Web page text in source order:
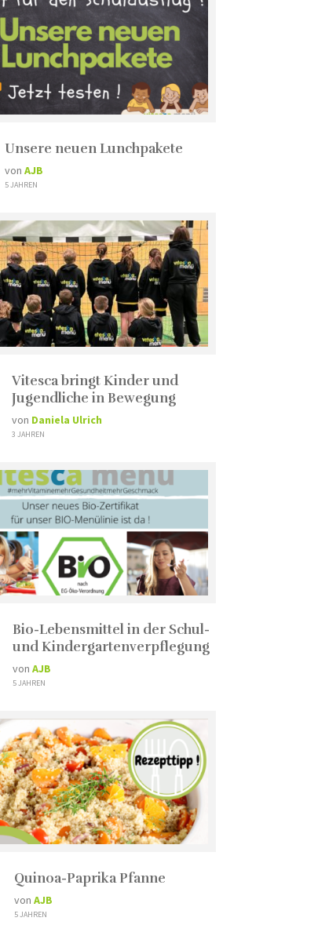
Unsere neuen Lunchpakete
von AJB
5 JAHREN
Vitesca bringt Kinder und
Jugendliche in Bewegung
von Daniela Ulrich
3 JAHREN
Bio-Lebensmittel in der Schul-
und Kindergartenverpflegung
von AJB
5 JAHREN
Quinoa-Paprika Pfanne
von AJB
5 JAHREN